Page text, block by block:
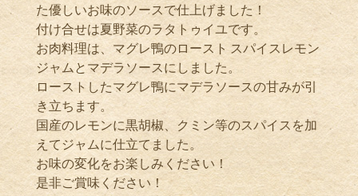
た優しいお味のソースで仕上げました！
付け合せは夏野菜のラタトゥイユです。
お肉料理は、マグレ鴨のロースト スパイスレモン
ジャムとマデラソースにしました。
ローストしたマグレ鴨にマデラソースの甘みが引
き立ちます。
国産のレモンに黒胡椒、クミン等のスパイスを加
えてジャムに仕立てました。
お味の変化をお楽しみください！
是非ご賞味ください！